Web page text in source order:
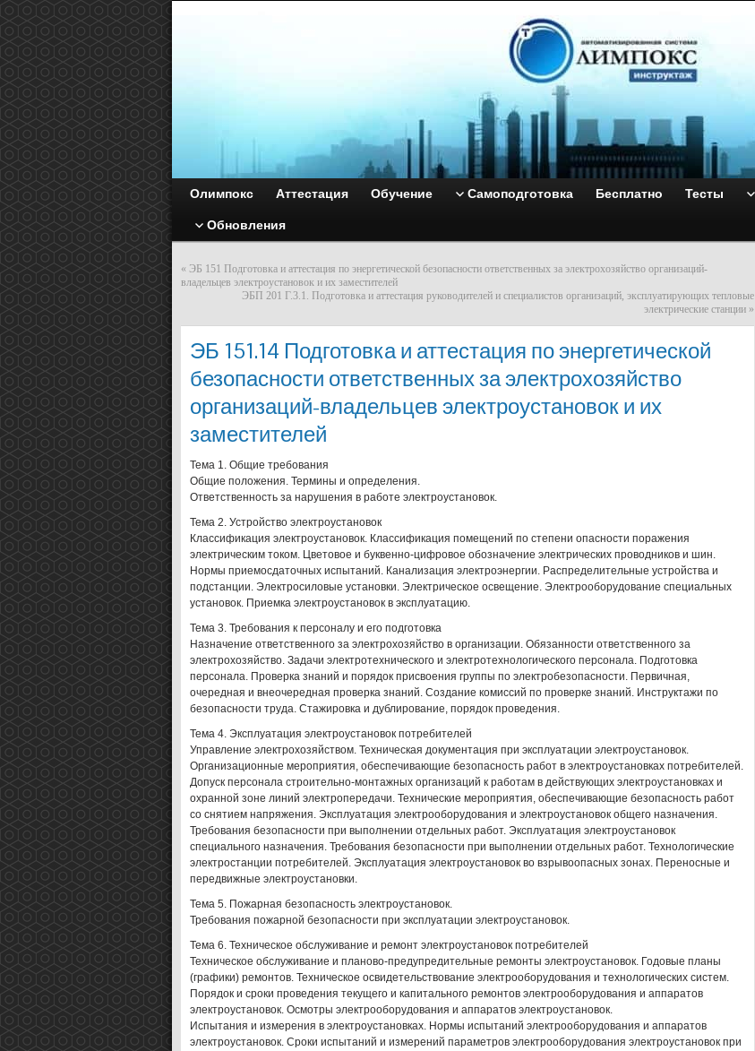
Олимпокс Аттестация Обучение Самоподготовка Бесплатно Тесты
Обновления
« ЭБ 151 Подготовка и аттестация по энергетической безопасности ответственных за электрохозяйство организаций-
владельцев электроустановок и их заместителей
ЭБП 201 Г.3.1. Подготовка и аттестация руководителей и специалистов организаций, эксплуатирующих тепловые
электрические станции »
ЭБ 151.14 Подготовка и аттестация по энергетической
безопасности ответственных за электрохозяйство
организаций-владельцев электроустановок и их
заместителей
Тема 1. Общие требования
Общие положения. Термины и определения.
Ответственность за нарушения в работе электроустановок.
Тема 2. Устройство электроустановок
Классификация электроустановок. Классификация помещений по степени опасности поражения
электрическим током. Цветовое и буквенно-цифровое обозначение электрических проводников и шин.
Нормы приемосдаточных испытаний. Канализация электроэнергии. Распределительные устройства и
подстанции. Электросиловые установки. Электрическое освещение. Электрооборудование специальных
установок. Приемка электроустановок в эксплуатацию.
Тема 3. Требования к персоналу и его подготовка
Назначение ответственного за электрохозяйство в организации. Обязанности ответственного за
электрохозяйство. Задачи электротехнического и электротехнологического персонала. Подготовка
персонала. Проверка знаний и порядок присвоения группы по электробезопасности. Первичная,
очередная и внеочередная проверка знаний. Создание комиссий по проверке знаний. Инструктажи по
безопасности труда. Стажировка и дублирование, порядок проведения.
Тема 4. Эксплуатация электроустановок потребителей
Управление электрохозяйством. Техническая документация при эксплуатации электроустановок.
Организационные мероприятия, обеспечивающие безопасность работ в электроустановках потребителей.
Допуск персонала строительно-монтажных организаций к работам в действующих электроустановках и
охранной зоне линий электропередачи. Технические мероприятия, обеспечивающие безопасность работ
со снятием напряжения. Эксплуатация электрооборудования и электроустановок общего назначения.
Требования безопасности при выполнении отдельных работ. Эксплуатация электроустановок
специального назначения. Требования безопасности при выполнении отдельных работ. Технологические
электростанции потребителей. Эксплуатация электроустановок во взрывоопасных зонах. Переносные и
передвижные электроустановки.
Тема 5. Пожарная безопасность электроустановок.
Требования пожарной безопасности при эксплуатации электроустановок.
Тема 6. Техническое обслуживание и ремонт электроустановок потребителей
Техническое обслуживание и планово-предупредительные ремонты электроустановок. Годовые планы
(графики) ремонтов. Техническое освидетельствование электрооборудования и технологических систем.
Порядок и сроки проведения текущего и капитального ремонтов электрооборудования и аппаратов
электроустановок. Осмотры электрооборудования и аппаратов электроустановок.
Испытания и измерения в электроустановках. Нормы испытаний электрооборудования и аппаратов
электроустановок. Сроки испытаний и измерений параметров электрооборудования электроустановок при